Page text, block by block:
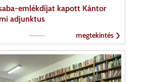
emlékdíjat kapott Kántor
adjunktus
megtekintés